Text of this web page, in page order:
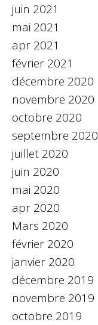
juin 2021
mai 2021
apr 2021
février 2021
décembre 2020
novembre 2020
octobre 2020
septembre 2020
juillet 2020
juin 2020
mai 2020
apr 2020
Mars 2020
février 2020
janvier 2020
décembre 2019
novembre 2019
octobre 2019